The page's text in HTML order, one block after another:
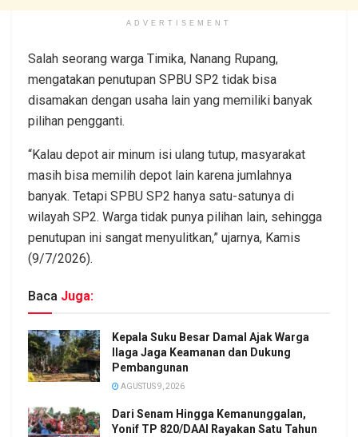
ADVERTISEMENT
Salah seorang warga Timika, Nanang Rupang,
mengatakan penutupan SPBU SP2 tidak bisa
disamakan dengan usaha lain yang memiliki banyak
pilihan pengganti.
“Kalau depot air minum isi ulang tutup, masyarakat
masih bisa memilih depot lain karena jumlahnya
banyak. Tetapi SPBU SP2 hanya satu-satunya di
wilayah SP2. Warga tidak punya pilihan lain, sehingga
penutupan ini sangat menyulitkan,” ujarnya, Kamis
(9/7/2026).
Baca Juga:
Kepala Suku Besar Damal Ajak Warga
Ilaga Jaga Keamanan dan Dukung
Pembangunan
AGUSTUS 9, 2026
Dari Senam Hingga Kemanunggalan,
Yonif TP 820/DAAI Rayakan Satu Tahun